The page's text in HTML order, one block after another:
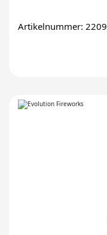
Artikelnummer: 2209